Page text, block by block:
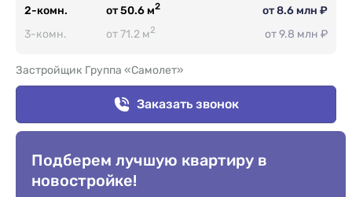
2-комн.
от 50.6 м2
от 8.6 млн ₽
3-комн.
от 71.2 м2 от 9.8 млн ₽
Застройщик Группа «Самолет»
Заказать звонок
Подберем лучшую квартиру в
новостройке!